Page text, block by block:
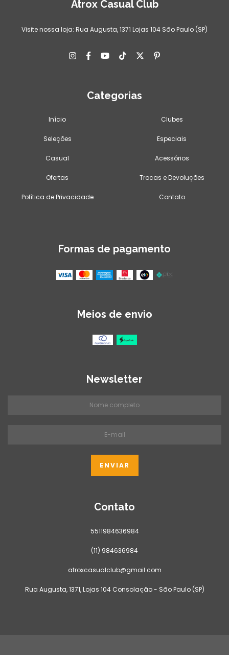
Atrox Casual Club
Visite nossa loja: Rua Augusta, 1371 Lojas 104 São Paulo (SP)
Categorias
Início Clubes
Seleções Especiais
Casual Acessórios
Ofertas Trocas e Devoluções
Política de Privacidade Contato
Formas de pagamento
Meios de envio
Newsletter
Contato
5511984636984
(11) 984636984
atroxcasualclub@gmail.com
Rua Augusta, 1371, Lojas 104 Consolação - São Paulo (SP)